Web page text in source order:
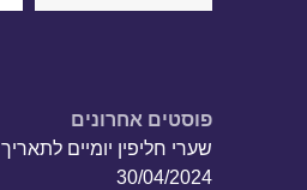
פוסטים אחרונים
שערי חליפין יומיים לתאריך
30/04/2024